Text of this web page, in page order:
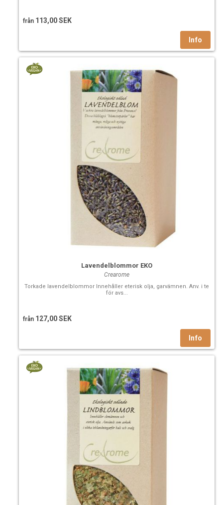
från 113,00 SEK
Lavendelblommor EKO
Crearome
Torkade lavendelblommor Innehåller eterisk olja, garvämnen. Anv. i te
för avs...
från 127,00 SEK